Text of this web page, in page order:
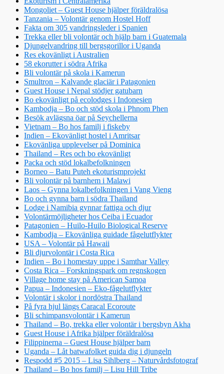
Mongoliet – Guest House hjälper föräldralösa
Tanzania – Volontär genom Hostel Hoff
Fakta om 305 vandringsleder i Spanien
Trekka eller bli volontär och hjälp barn i Guatemala
Djungelvandring till bergsgorillor i Uganda
Res ekovänligt i Australien
58 ekorutter i södra Afrika
Bli volontär på skola i Kamerun
Smultron – Kalvande glaciär i Patagonien
Guest House i Nepal stödjer gatubarn
Bo ekovänligt på ecolodges i Indonesien
Kambodja – Bo och stöd skola i Phnom Phen
Besök avlägsna öar på Seychellerna
Vietnam – Bo hos familj i fiskeby
Indien – Ekovänligt hostel i Amritsar
Ekovänliga upplevelser på Dominica
Thailand – Res och bo ekovänligt
Packa och stöd lokalbefolkningen
Borneo – Batu Puteh ekoturismprojekt
Bli volontär på barnhem i Malawi
Laos – Gynna lokalbefolkningen i Vang Vieng
Bo och gynna barn i södra Thailand
Lodge i Namibia gynnar fattiga och djur
Volontärmöjligheter hos Ceiba i Ecuador
Patagonien – Huilo-Huilo Biological Reserve
Kambodja – Ekovänliga guidade fågelutflykter
USA – Volontär på Hawaii
Bli djurvolontär i Costa Rica
Indien – Bo i homestay uppe i Samthar Valley
Costa Rica – Forskningspark om regnskogen
Village home stay på American Samoa
Papua – Indonesien – Eko-fågelutflykter
Volontär i skolor i nordöstra Thailand
På fyra hjul längs Caracal Ecoroute
Bli schimpansvolontär i Kamerun
Thailand – Bo, trekka eller volontär i bergsbyn Akha
Guest House i Afrika hjälper föräldralösa
Filippinerna – Guest House hjälper barn
Uganda – Låt batwafolket guida dig i djungeln
Respodd #5 2015 – Lisa Sihlberg – Naturvårdsfotograf
Thailand – Bo hos familj – Lisu Hill Tribe